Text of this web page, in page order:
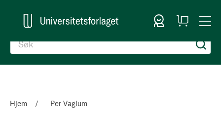
Logg inn
Handlekurv
Hjem Per Vaglum